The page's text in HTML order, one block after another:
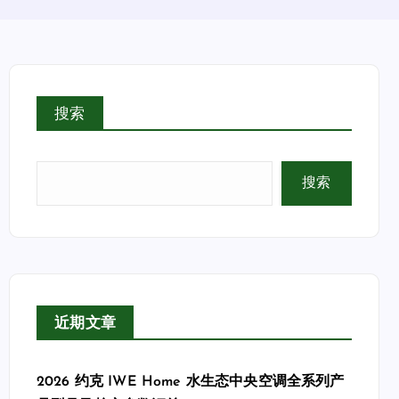
搜索
搜索
近期文章
2026 约克 IWE Home 水生态中央空调全系列产